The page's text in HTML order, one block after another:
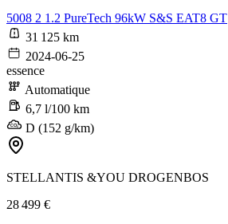
5008 2 1.2 PureTech 96kW S&S EAT8 GT
31 125 km
2024-06-25
essence
Automatique
6,7 l/100 km
D (152 g/km)
STELLANTIS &YOU DROGENBOS
28 499 €